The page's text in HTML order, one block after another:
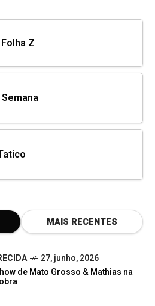
Z
MAIS RECENTES
27, junho, 2026
de Mato Grosso & Mathias na